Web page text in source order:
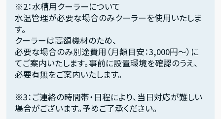
※2：水槽用クーラーについて
水温管理が必要な場合のみクーラーを使用いたしま
す。
クーラーは高額機材のため、
必要な場合のみ別途費用（月額目安：3,000円〜）に
てご案内いたします。事前に設置環境を確認のうえ、
必要有無をご案内いたします。
※3：ご連絡の時間帯・日程により、当日対応が難しい
場合がございます。予めご了承ください。